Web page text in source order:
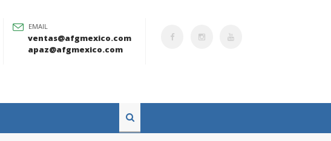
EMAIL
ventas@afgmexico.com
apaz@afgmexico.com